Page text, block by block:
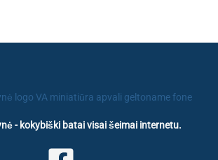
- kokybiški batai visai šeimai internetu.